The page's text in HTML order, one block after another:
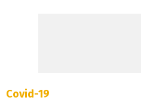
Covid-19